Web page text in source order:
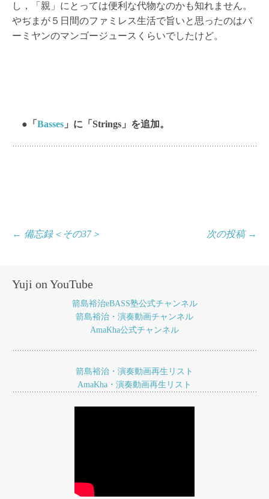
し，「親」にとっては便利な代物なのかも知れません。
やぢまが５日間のファミレス生活で旨いと思ったのはバ
ーミヤンのマンゴージュースくらいでしたけど。
●「 Basses 」に「Strings」を追加。
投
シ
ン
← 備忘録＜その37＞ 次の投稿 →
Yuji on YouTube
箭島裕治eBASS塾公式チャンネル
箭島裕治・演奏動画チャンネル
AmaKha公式チャンネル
箭島裕治・演奏動画再生リスト
AmaKha・演奏動画再生リスト